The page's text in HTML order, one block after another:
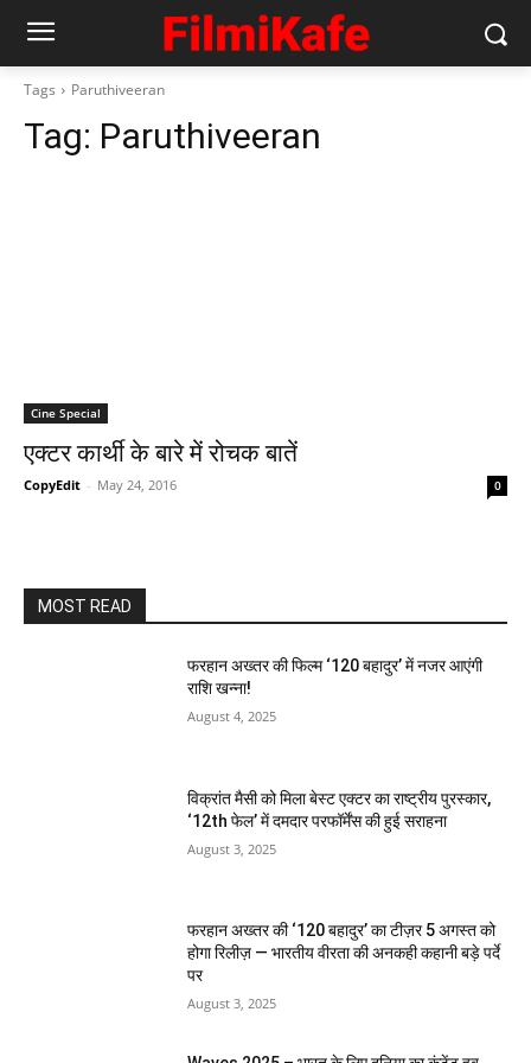
Tags Paruthiveeran
Tag: Paruthiveeran
Cine Special
एक्‍टर कार्थी के बारे में रोचक बातें
CopyEdit - May 24, 2016 0
MOST READ
फरहान अख्तर की फिल्म ‘120 बहादुर’ में नजर आएंगी
राशि खन्ना!
August 4, 2025
विक्रांत मैसी को मिला बेस्ट एक्टर का राष्ट्रीय पुरस्कार,
‘12th फेल’ में दमदार परफॉर्मेंस की हुई सराहना
August 3, 2025
फरहान अख्तर की ‘120 बहादुर’ का टीज़र 5 अगस्त को
होगा रिलीज़ — भारतीय वीरता की अनकही कहानी बड़े पर्दे
पर
August 3, 2025